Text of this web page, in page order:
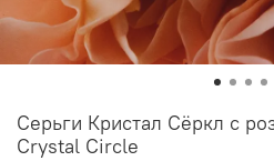
Серьги Кристал Сёркл с
Crystal Circle